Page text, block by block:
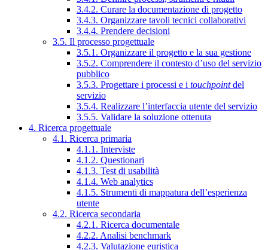
3.4.2. Curare la documentazione di progetto
3.4.3. Organizzare tavoli tecnici collaborativi
3.4.4. Prendere decisioni
3.5. Il processo progettuale
3.5.1. Organizzare il progetto e la sua gestione
3.5.2. Comprendere il contesto d’uso del servizio
pubblico
3.5.3. Progettare i processi e i touchpointdel
servizio
3.5.4. Realizzare l’interfaccia utente del servizio
3.5.5. Validare la soluzione ottenuta
4. Ricerca progettuale
4.1. Ricerca primaria
4.1.1. Interviste
4.1.2. Questionari
4.1.3. Test di usabilità
4.1.4. Web analytics
4.1.5. Strumenti di mappatura dell’esperienza
utente
4.2. Ricerca secondaria
4.2.1. Ricerca documentale
4.2.2. Analisi benchmark
4.2.3. Valutazione euristica